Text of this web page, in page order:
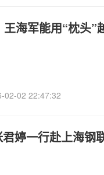
海军能用“枕头”
02-02 22:47:32
婷一行赴上海钢